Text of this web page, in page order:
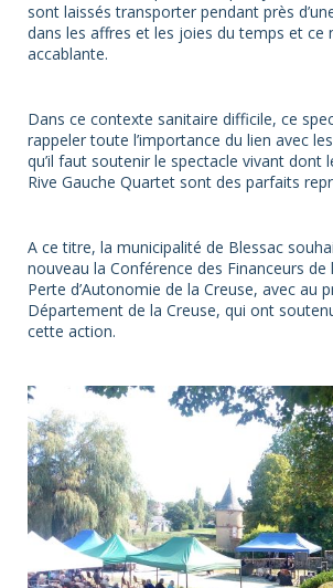
sont laissés transporter pendant près
dans les affres et les joies du temps et ce
accablante.
Dans ce contexte sanitaire difficile, ce
rappeler toute l’importance du lien avec
qu’il faut soutenir le spectacle vivant dont
Rive Gauche Quartet sont des parfaits
A ce titre, la municipalité de Blessac
nouveau la Conférence des Financeurs de
Perte d’Autonomie de la Creuse, avec au
Département de la Creuse, qui ont
cette action.